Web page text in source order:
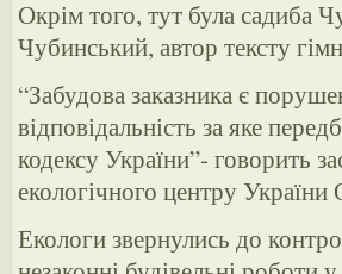
Окрім того, тут була садиба
Чубинський, автор тексту
“Забудова заказника є
відповідальність за яке
кодексу України”- говорить
екологічного центру
Екологи звернулись до